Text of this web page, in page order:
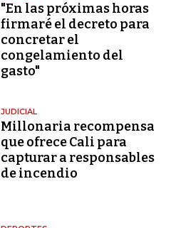
"En las próximas horas
firmaré el decreto para
concretar el
congelamiento del
gasto"
JUDICIAL
Millonaria recompensa
que ofrece Cali para
capturar a responsables
de incendio